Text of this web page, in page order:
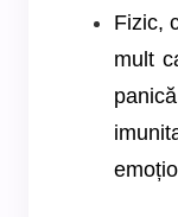
Fizic,
mult